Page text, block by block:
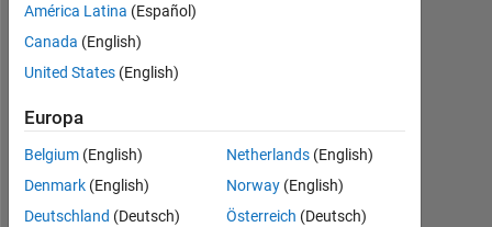
Followers:
0
Follow
América Latina (Español)
Canada (English)
United States (English)
Europa
Belgium (English)
Denmark (English)
Deutschland (Deutsch)
Netherlands (English)
Norway (English)
Österreich (Deutsch)